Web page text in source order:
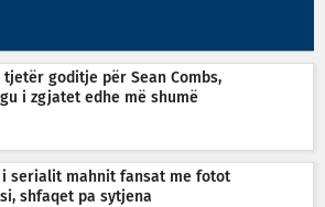
tjetër goditje për Sean Combs,
i zgjatet edhe më shumë
i serialit mahnit fansat me fotot
shfaqet pa sytjena